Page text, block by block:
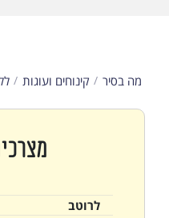
מה בסיר קינוחים ועוגות
לרוטב